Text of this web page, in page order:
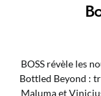
BOSS révèle les
Bottled Beyond :
Maluma et